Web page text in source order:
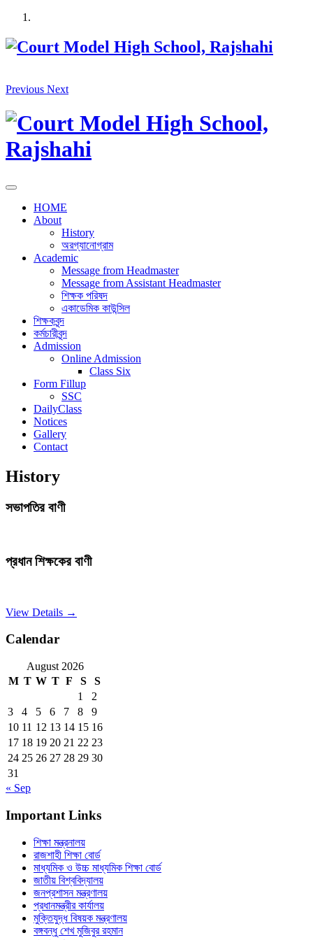
Skip
content
Previous Next
HOME
About
History
অরগ্যানোগ্রাম
Academic
Message from Headmaster
Message from Assistant Headmaster
শিক্ষক পরিষদ
একাডেমিক কাউন্সিল
শিক্ষকবৃন্দ
কর্মচারীবৃন্দ
Admission
Online Admission
Class Six
Form Fillup
SSC
DailyClass
Notices
Gallery
Contact
History
সভাপতির বাণী
প্রধান শিক্ষকের বাণী
View Details →
Calendar
August 2026
M T W T F S
S
1
2
3
4 5 6 7 8
9
10 11 12 13 14 15 16
17 18 19 20 21 22 23
24 25 26 27 28 29 30
31
« Sep
Important Links
শিক্ষা মন্ত্রনালয়
রাজশাহী শিক্ষা বোর্ড
মাধ্যমিক ও উচ্চ মাধ্যমিক শিক্ষা বোর্ড
জাতীয় বিশ্ববিদ্যালয়
জনপ্রশাসন মন্ত্রণালয়
প্রধানমন্ত্রীর কার্যালয়
মুক্তিযুদ্ধ বিষয়ক মন্ত্রণালয়
বঙ্গবন্ধু শেখ মুজিবুর রহমান